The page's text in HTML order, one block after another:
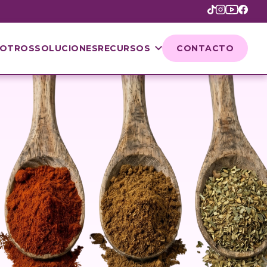
SOLUCIONESRECURSOS CONTACTO